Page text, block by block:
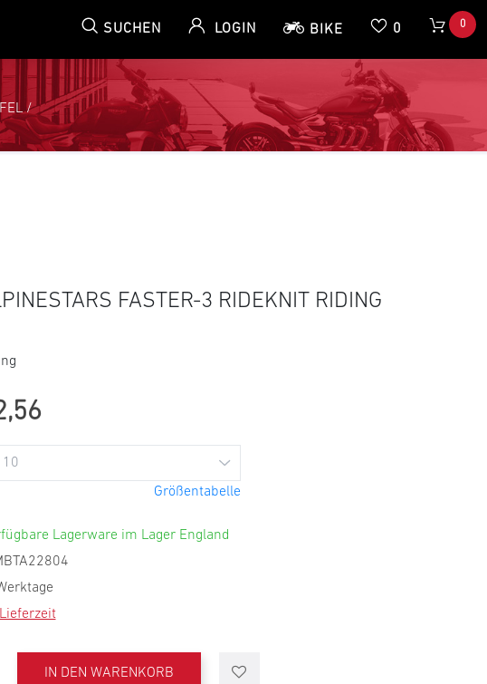
SUCHEN LOGIN BIKE 0 0
/
FASTER-3 RIDEKNIT RIDING
Größentabelle
Lagerware im Lager England
IN DEN WARENKORB